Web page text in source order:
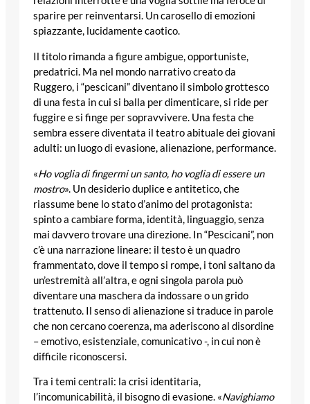
sparire per reinventarsi. Un carosello di emozioni
spiazzante, lucidamente caotico.
Il titolo rimanda a figure ambigue, opportuniste,
predatrici. Ma nel mondo narrativo creato da
Ruggero, i “pescicani” diventano il simbolo grottesco
di una festa in cui si balla per dimenticare, si ride per
fuggire e si finge per sopravvivere. Una festa che
sembra essere diventata il teatro abituale dei giovani
adulti: un luogo di evasione, alienazione, performance.
«Ho voglia di fingermi un santo, ho voglia di essere un
mostro». Un desiderio duplice e antitetico, che
riassume bene lo stato d’animo del protagonista:
spinto a cambiare forma, identità, linguaggio, senza
mai davvero trovare una direzione. In “Pescicani”, non
c’è una narrazione lineare: il testo è un quadro
frammentato, dove il tempo si rompe, i toni saltano da
un’estremità all’altra, e ogni singola parola può
diventare una maschera da indossare o un grido
trattenuto. Il senso di alienazione si traduce in parole
che non cercano coerenza, ma aderiscono al disordine
– emotivo, esistenziale, comunicativo -, in cui non è
difficile riconoscersi.
Tra i temi centrali: la crisi identitaria,
l’incomunicabilità, il bisogno di evasione. «Navighiamo